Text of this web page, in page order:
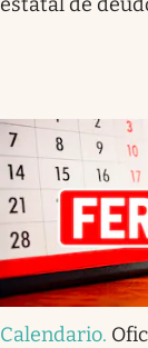
Calendario.